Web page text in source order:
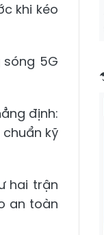
khi kéo
5G
định:
kỹ
hai trận
an toàn